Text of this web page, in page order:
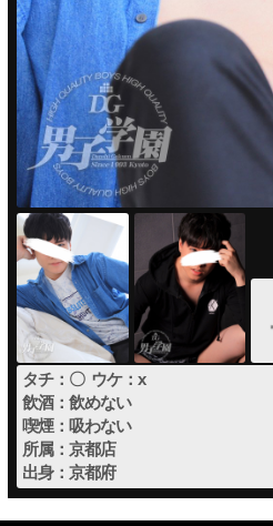
PUA'吉祥寺
PUA立川
PUA町田
×閉じる
タチ：〇 ウケ：x
飲酒：飲めない
喫煙：吸わない
所属：京都店
出身：京都府